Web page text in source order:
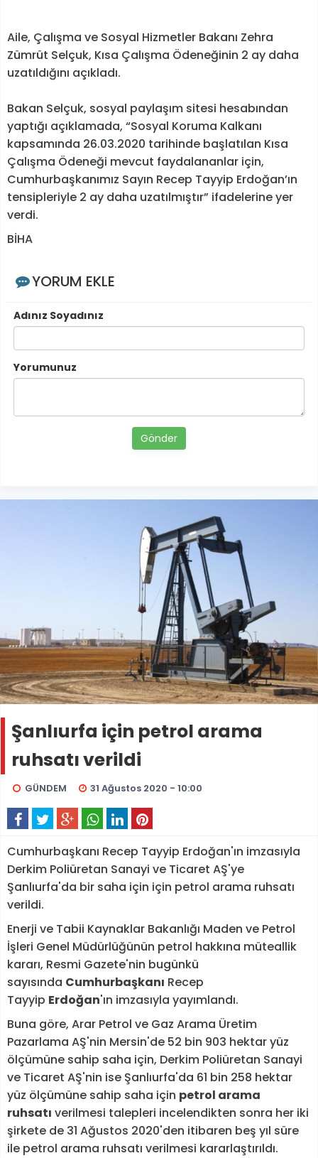
Aile, Çalışma ve Sosyal Hizmetler Bakanı Zehra
Zümrüt Selçuk, Kısa Çalışma Ödeneğinin 2 ay daha
uzatıldığını açıkladı.
Bakan Selçuk, sosyal paylaşım sitesi hesabından
yaptığı açıklamada, “Sosyal Koruma Kalkanı
kapsamında 26.03.2020 tarihinde başlatılan Kısa
Çalışma Ödeneği mevcut faydalananlar için,
Cumhurbaşkanımız Sayın Recep Tayyip Erdoğan’ın
tensipleriyle 2 ay daha uzatılmıştır” ifadelerine yer
verdi.
BİHA
YORUM EKLE
Adınız Soyadınız
Yorumunuz
Gönder
Şanlıurfa için petrol arama
ruhsatı verildi
GÜNDEM 31 Ağustos 2020 - 10:00
Cumhurbaşkanı Recep Tayyip Erdoğan'ın imzasıyla
Derkim Poliüretan Sanayi ve Ticaret AŞ'ye
Şanlıurfa'da bir saha için için petrol arama ruhsatı
verildi.
Enerji ve Tabii Kaynaklar Bakanlığı Maden ve Petrol
İşleri Genel Müdürlüğünün petrol hakkına müteallik
kararı, Resmi Gazete'nin bugünkü
sayısında Cumhurbaşkanı Recep
Tayyip Erdoğan'ın imzasıyla yayımlandı.
Buna göre, Arar Petrol ve Gaz Arama Üretim
Pazarlama AŞ'nin Mersin'de 52 bin 903 hektar yüz
ölçümüne sahip saha için, Derkim Poliüretan Sanayi
ve Ticaret AŞ'nin ise Şanlıurfa'da 61 bin 258 hektar
yüz ölçümüne sahip saha için petrol arama
ruhsatı verilmesi talepleri incelendikten sonra her iki
şirkete de 31 Ağustos 2020'den itibaren beş yıl süre
ile petrol arama ruhsatı verilmesi kararlaştırıldı.